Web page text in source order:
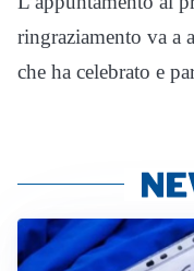
ringraziamento va a
che ha celebrato e